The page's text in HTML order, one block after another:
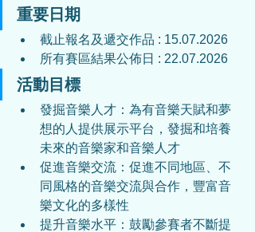
重要日期
截止報名及遞交作品 : 15.07.2026
所有賽區結果公佈日 : 22.07.2026
活動目標
發掘音樂人才：為有音樂天賦和夢
想的人提供展示平台，發掘和培養
未來的音樂家和音樂人才
促進音樂交流：促進不同地區、不
同風格的音樂交流與合作，豐富音
樂文化的多樣性
提升音樂水平：鼓勵參賽者不斷提